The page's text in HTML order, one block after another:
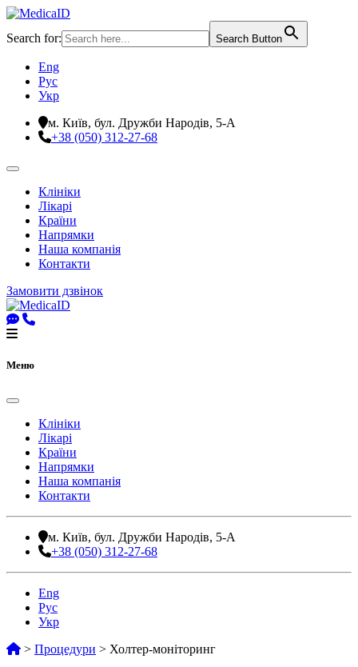
Search for: Search Button
Eng
Рус
Укр
м. Київ, бул. Дружби Народів, 5-А
+38 (050) 312-27-68
Клініки
Лікарі
Країни
Напрямки
Наша компанія
Контакти
Замовити дзвінок
Меню
Клініки
Лікарі
Країни
Напрямки
Наша компанія
Контакти
м. Київ, бул. Дружби Народів, 5-А
+38 (050) 312-27-68
Eng
Рус
Укр
> Процедури > Холтер-моніторинг